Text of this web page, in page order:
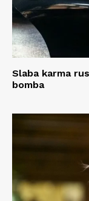
Slaba karma
bomba